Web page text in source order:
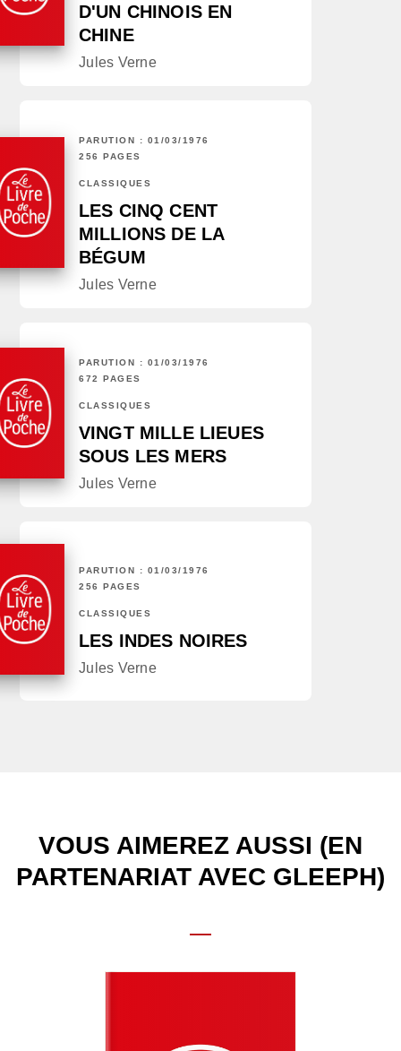
D'UN CHINOIS EN
CHINE
Jules Verne
PARUTION : 01/03/1976
256 PAGES
CLASSIQUES
LES CINQ CENT
MILLIONS DE LA
BÉGUM
Jules Verne
PARUTION : 01/03/1976
672 PAGES
CLASSIQUES
VINGT MILLE LIEUES
SOUS LES MERS
Jules Verne
PARUTION : 01/03/1976
256 PAGES
CLASSIQUES
LES INDES NOIRES
Jules Verne
VOUS AIMEREZ AUSSI (EN
PARTENARIAT AVEC GLEEPH)